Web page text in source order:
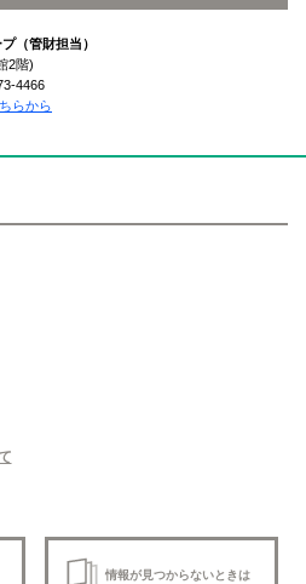
（管財担当）
2階)
4466
らから
情報が見つからないときは